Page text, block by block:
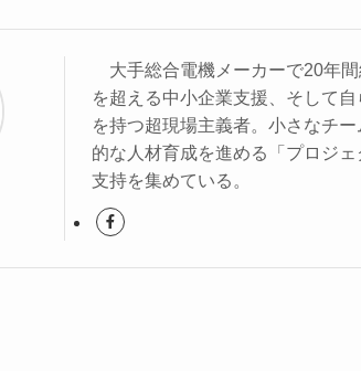
大手総合電機メーカーで20年
を超える中小企業支援、そして
を持つ超現場主義者。小さなチ
的な人材育成を進める「プロジ
支持を集めている。